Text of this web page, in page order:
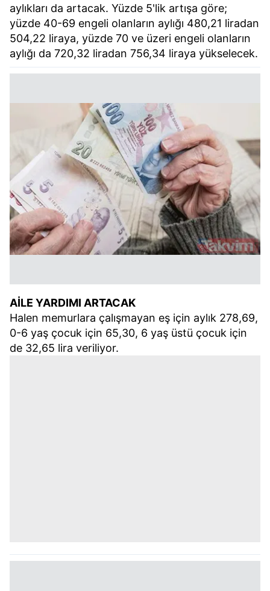
aylıkları da artacak. Yüzde 5'lik artışa göre;
yüzde 40-69 engeli olanların aylığı 480,21 liradan
504,22 liraya, yüzde 70 ve üzeri engeli olanların
aylığı da 720,32 liradan 756,34 liraya yükselecek.
AİLE YARDIMI ARTACAK
Halen memurlara çalışmayan eş için aylık 278,69,
0-6 yaş çocuk için 65,30, 6 yaş üstü çocuk için
de 32,65 lira veriliyor.